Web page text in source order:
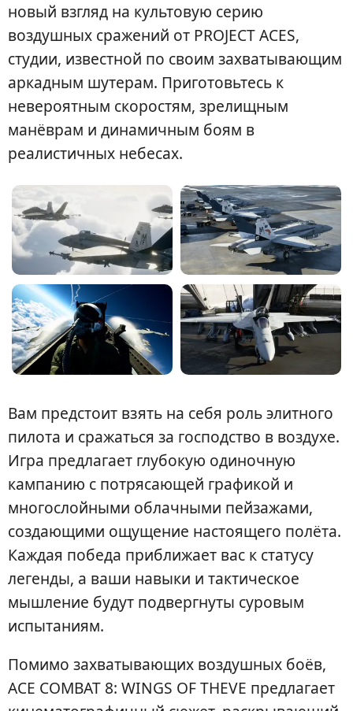
новый взгляд на культовую серию
воздушных сражений от PROJECT ACES,
студии, известной по своим захватывающим
аркадным шутерам. Приготовьтесь к
невероятным скоростям, зрелищным
манёврам и динамичным боям в
реалистичных небесах.
Вам предстоит взять на себя роль элитного
пилота и сражаться за господство в воздухе.
Игра предлагает глубокую одиночную
кампанию с потрясающей графикой и
многослойными облачными пейзажами,
создающими ощущение настоящего полёта.
Каждая победа приближает вас к статусу
легенды, а ваши навыки и тактическое
мышление будут подвергнуты суровым
испытаниям.
Помимо захватывающих воздушных боёв,
ACE COMBAT 8: WINGS OF THEVE предлагает